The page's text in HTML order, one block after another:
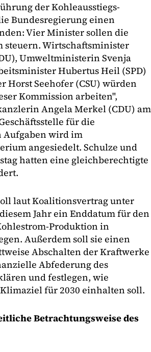
der Kohleausstiegs-
Bundesregierung einen
Vier Minister sollen die
steuern. Wirtschaftsminister
Umweltministerin Svenja
Hubertus Heil (SPD)
Seehofer (CSU) würden
Kommission arbeiten",
Angela Merkel (CDU) am
für die
Aufgaben wird im
angesiedelt. Schulze und
hatten eine gleichberechtigte
laut Koalitionsvertrag unter
Jahr ein Enddatum für den
Produktion in
Außerdem soll sie einen
Abschalten der Kraftwerke
Abfederung des
und festlegen, wie
für 2030 einhalten soll.
Betrachtungsweise des